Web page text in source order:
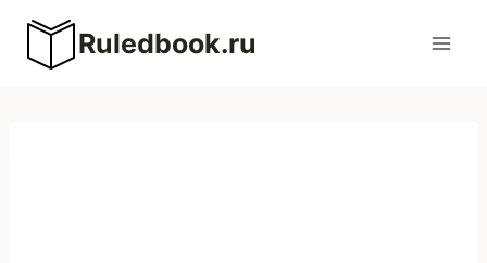
Перейти
содержимому
Ruledbook.ru